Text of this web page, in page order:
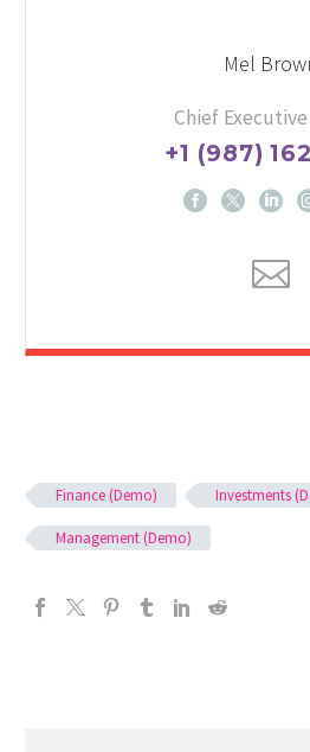
Mel
Chief
+1 (987)
Finance (Demo) Investments
Management (Demo)